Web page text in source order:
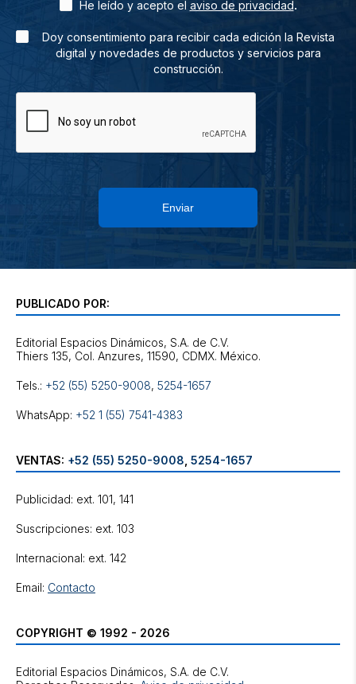
He leído y acepto el aviso de privacidad.
Doy consentimiento para recibir cada edición la Revista
digital y novedades de productos y servicios para
construcción.
Enviar
PUBLICADO POR:
Editorial Espacios Dinámicos, S.A. de C.V.
Tels.: +52 (55) 5250-9008, 5254-1657
WhatsApp: +52 1 (55) 7541-4383
VENTAS: +52 (55) 5250-9008 5254-1657
Publicidad: ext. 101, 141
Suscripciones: ext. 103
Internacional: ext. 142
Email: Contacto
COPYRIGHT © 1992 - 2026
Editorial Espacios Dinámicos, S.A. de C.V.